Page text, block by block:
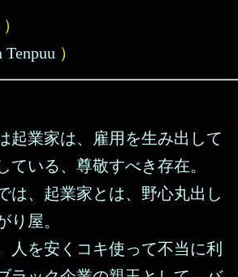
）
Tenpuu ）
起業家は、雇用を生み出して
ている、尊敬すべき存在。
は、起業家とは、野心丸出し
り屋。
人を安くコキ使って不当に利